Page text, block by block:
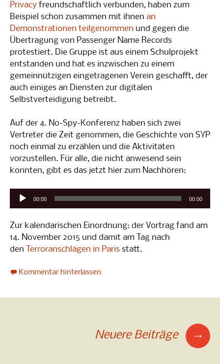
Privacy freundschaftlich verbunden, haben zum
Beispiel schon zusammen mit ihnen an
Demonstrationen teilgenommen und gegen die
Übertragung von Passenger Name Records
protestiert. Die Gruppe ist aus einem Schulprojekt
entstanden und hat es inzwischen zu einem
gemeinnützigen eingetragenen Verein geschafft, der
auch einiges an Diensten zur digitalen
Selbstverteidigung betreibt.
Auf der 4. No-Spy-Konferenz haben sich zwei
Vertreter die Zeit genommen, die Geschichte von SYP
noch einmal zu erzählen und die Aktivitäten
vorzustellen. Für alle, die nicht anwesend sein
konnten, gibt es das jetzt hier zum Nachhören:
Audio-
00:00 00:00
Zur kalendarischen Einordnung: der Vortrag fand am
14. November 2015 und damit am Tag nach
den Terroranschlägen in Paris statt.
Kommentar hinterlassen
Neuere Beiträge →